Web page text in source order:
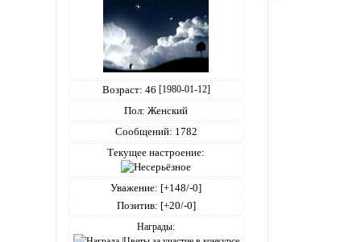
Возраст: 46 [1980-01-12]
Пол: Женский
Сообщений: 1782
Текущее настроение:
Уважение: [+148/-0]
Позитив: [+20/-0]
Награды: